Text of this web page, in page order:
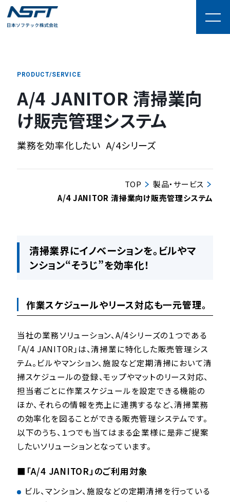
PRODUCT/SERVICE
A/4 JANITOR 清掃業向
け販売管理システム
業務を効率化したい A/4シリーズ
TOP
製品・サービス
A/4 JANITOR 清掃業向け販売管理システム
清掃業界にイノベーションを。ビルやマ
ンション“そうじ”を効率化！
作業スケジュールやリース対応も一元管理。
当社の業務ソリューション、A/4シリーズの１つである
「A/4 JANITOR」は、清掃業に特化した販売管理シス
テム。ビルやマンション、施設など定期清掃において清
掃スケジュールの登録、モップやマットのリース対応、
担当者ごとに作業スケジュールを設定できる機能の
ほか、それらの情報を売上に連携するなど、清掃業務
の効率化を図ることができる販売管理システムです。
以下のうち、１つでも当てはまる企業様に是非ご提案
したいソリューションとなっています。
■「A/4 JANITOR」のご利用対象
ビル、マンション、施設などの定期清掃を行っている